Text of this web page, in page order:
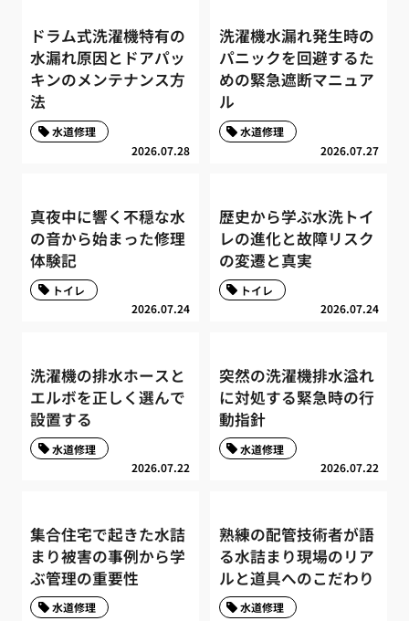
ドラム式洗濯機特有の
水漏れ原因とドアパッ
キンのメンテナンス方
法
2026.07.28
水道修理
洗濯機水漏れ発生時の
パニックを回避するた
めの緊急遮断マニュア
ル
2026.07.27
水道修理
真夜中に響く不穏な水
の音から始まった修理
体験記
2026.07.24
トイレ
歴史から学ぶ水洗トイ
レの進化と故障リスク
の変遷と真実
2026.07.24
トイレ
洗濯機の排水ホースと
エルボを正しく選んで
設置する
2026.07.22
水道修理
突然の洗濯機排水溢れ
に対処する緊急時の行
動指針
2026.07.22
水道修理
集合住宅で起きた水詰
まり被害の事例から学
ぶ管理の重要性
水道修理
熟練の配管技術者が語
る水詰まり現場のリア
ルと道具へのこだわり
水道修理